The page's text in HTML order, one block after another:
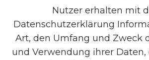
Nutzer erhalten mit
Datenschutzerklärung
Art, den Umfang und Zweck
und Verwendung ihrer Daten,